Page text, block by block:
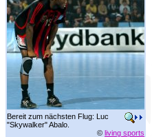
Bereit zum nächsten Flug: Luc
"Skywalker" Abalo.
© living sports